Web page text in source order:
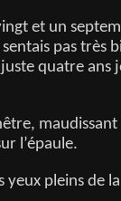
et un
pas très
juste quatre
maudissant
l’épaule.
pleins de